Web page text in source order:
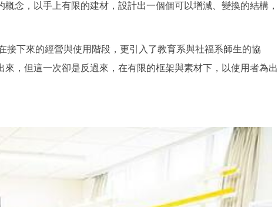
念，以手上有限的建材，設計出一個個可以增減、變換的結構，
下來的經營與使用階段，更引入了教育系與社福系師生的協
，但這一次卻是反過來，在有限的框架與素材下，以使用者為出